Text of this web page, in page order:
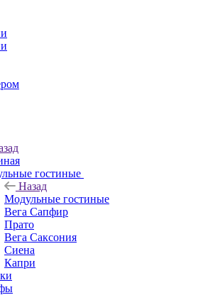
гостиные
Назад
Модульные гостиные
Вега Сапфир
Прато
Вега Саксония
Сиена
Капри